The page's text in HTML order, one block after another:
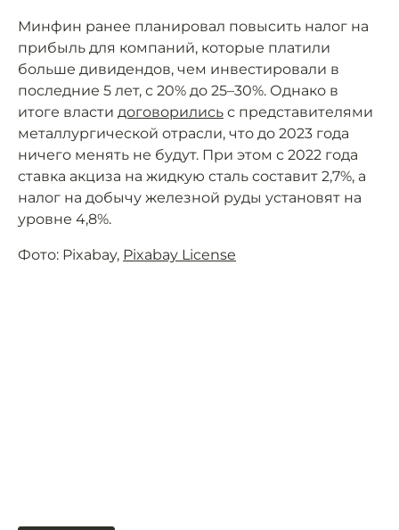
Минфин ранее планировал повысить налог на
прибыль для компаний, которые платили
больше дивидендов, чем инвестировали в
последние 5 лет, с 20% до 25–30%. Однако в
итоге власти договорились с представителями
металлургической отрасли, что до 2023 года
ничего менять не будут. При этом с 2022 года
ставка акциза на жидкую сталь составит 2,7%, а
налог на добычу железной руды установят на
уровне 4,8%.
Фото: Pixabay, Pixabay License